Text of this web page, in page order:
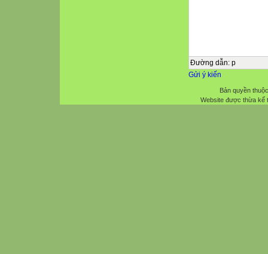
Đường dẫn: p
Gửi ý kiến
Bản quyền
Website được thừa kế